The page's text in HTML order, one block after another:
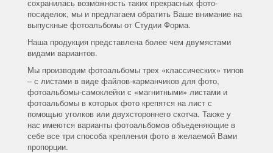
сохранилась возможность таких прекрасных фото-
посиделок, мы и предлагаем обратить Ваше внимание на
выпускные фотоальбомы от Студии Форма.
Наша продукция представлена более чем двумястами
видами вариантов.
Мы производим фотоальбомы трех «классических» типов
– с листами в виде файлов-карманчиков для фото,
фотоальбомы-самоклейки с «магнитными» листами и
фотоальбомы в которых фото крепятся на лист с
помощью уголков или двухстороннего скотча. Также у
нас имеются варианты фотоальбомов объеденяющие в
себе все три способа крепления фото в желаемой Вами
пропорции.